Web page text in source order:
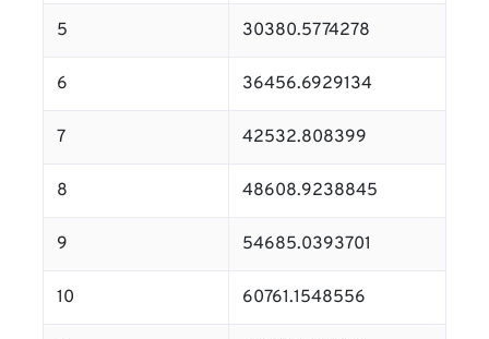
5 30380.5774278
6 36456.6929134
7 42532.808399
8 48608.9238845
9 54685.0393701
10 60761.1548556